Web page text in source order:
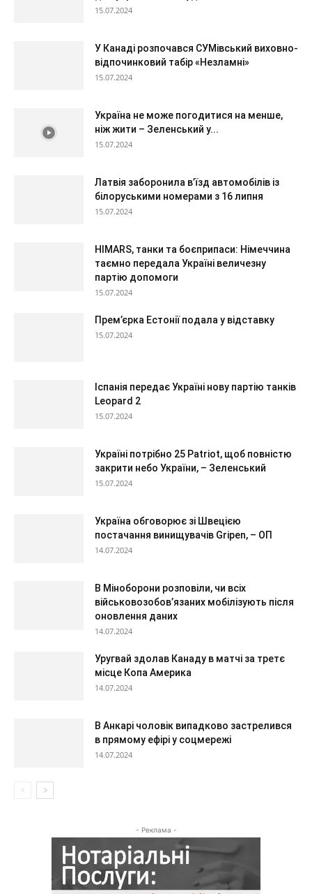
15.07.2024
У Канаді розпочався СУМівський виховно-
відпочинковий табір «Незламні»
15.07.2024
Україна не може погодитися на менше,
ніж жити – Зеленський у...
15.07.2024
Латвія заборонила в’їзд автомобілів із
білоруськими номерами з 16 липня
15.07.2024
HIMARS, танки та боєприпаси: Німеччина
таємно передала Україні величезну
партію допомоги
15.07.2024
Прем’єрка Естонії подала у відставку
15.07.2024
Іспанія передає Україні нову партію танків
Leopard 2
15.07.2024
Україні потрібно 25 Patriot, щоб повністю
закрити небо України, – Зеленський
15.07.2024
Україна обговорює зі Швецією
постачання винищувачів Gripen, – ОП
14.07.2024
В Міноборони розповіли, чи всіх
військовозобов’язаних мобілізують після
оновлення даних
14.07.2024
Уругвай здолав Канаду в матчі за третє
місце Копа Америка
14.07.2024
В Анкарі чоловік випадково застрелився
в прямому ефірі у соцмережі
14.07.2024
- Реклама -